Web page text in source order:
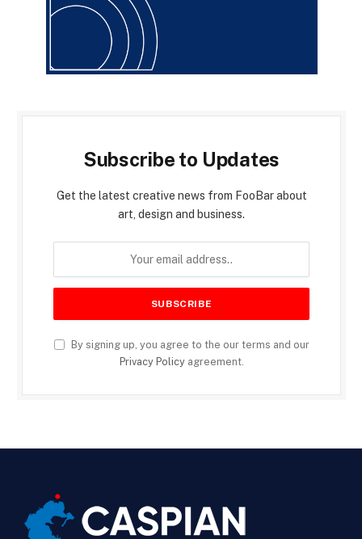
Subscribe to Updates
Get the latest creative news from FooBar about
art, design and business.
By signing up, you agree to the our terms and our
Privacy Policyagreement.